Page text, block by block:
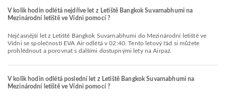
V kolik hodin odlétá nejdříve let z Letiště Bangkok Suvarnabhumi na
Mezinárodní letiště ve Vídni pomocí ?
Nejčasnější let z Letiště Bangkok Suvarnabhumi do Mezinárodní letiště ve
Vídni se společností EVA Air odlétá v 02:40. Tento letový řád si můžete
prohlédnout a porovnat s dalšími dostupnými lety na Airpaz.
V kolik hodin odlétá poslední let z Letiště Bangkok Suvarnabhumi na
Mezinárodní letiště ve Vídni pomocí ?